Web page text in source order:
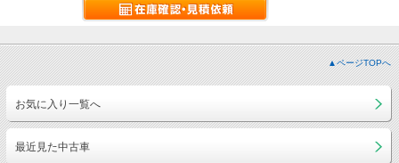
▲ページTOPへ
お気に入り一覧へ
最近見た中古車